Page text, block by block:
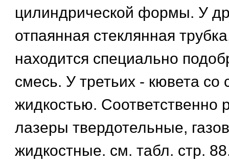
цилиндрической формы. У
отпаянная стеклянная
находится специально
смесь. У третьих - кювета со
жидкостью. Соответственно
лазеры твердотельные,
жидкостные. см. табл. стр.